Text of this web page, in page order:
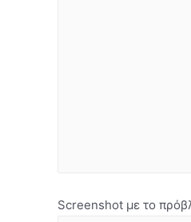
Screenshot με το